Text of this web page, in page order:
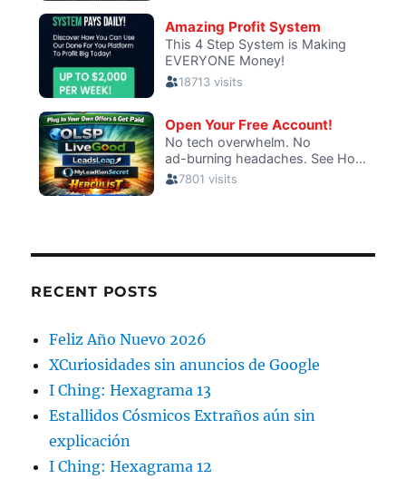
RECENT POSTS
Feliz Año Nuevo 2026
XCuriosidades sin anuncios de Google
I Ching: Hexagrama 13
Estallidos Cósmicos Extraños aún sin
explicación
I Ching: Hexagrama 12